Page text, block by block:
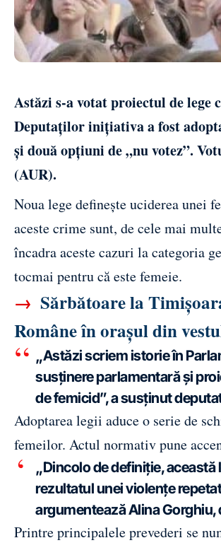
Astăzi s-a votat proiectul de
Deputaților inițiativa a fost
și două opțiuni de „nu votez”.
(AUR).
Noua lege definește uciderea unei
aceste crime sunt, de cele mai
încadra aceste cazuri la categoria
tocmai pentru că este femeie.
→ Sărbătoare la
Române în orașul din
„Astăzi scriem istorie în
susținere parlamentară și
de femicid”, a susținut
Adoptarea legii aduce o serie de
femeilor. Actul normativ pune
„Dincolo de definiție,
rezultatul unei violențe
argumentează Alina Gorghiu,
Printre principalele prevederi se